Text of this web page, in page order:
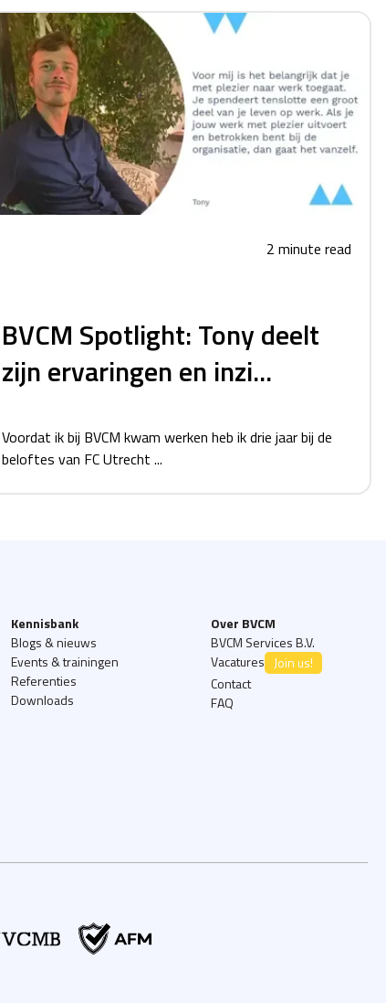
2 minute read
BVCM Spotlight: Tony deelt
zijn ervaringen en inzi...
Voordat ik bij BVCM kwam werken heb ik drie jaar bij de
beloftes van FC Utrecht ...
Kennisbank
Blogs & nieuws
Events & trainingen
Referenties
Downloads
Over BVCM
BVCM Services B.V.
Vacatures Join us!
Contact
FAQ